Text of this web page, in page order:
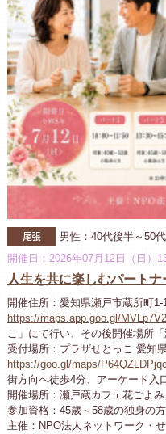
尾張
男性：40代後半～50
開催日：2026年07月12日（日）
人生を共に楽しむパート
開催住所：愛知県瀬戸市蔵所町1-1
https://maps.app.goo.gl/
こ」にて行い、その後開催場所
受付場所：プラザせとっこ 愛知
https://goo.gl/maps/
街方向へ徒歩4分、アーケード入
開催場所：瀬戸蔵カフェ花ごよみ
参加資格：45歳～58歳の独身の方
主催：NPO法人ネットワーク・